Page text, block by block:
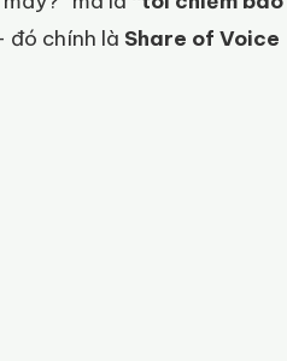
đó chính là Share of Voice